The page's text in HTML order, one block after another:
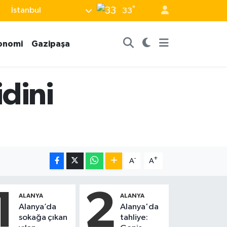
İstanbul 33°
Gazipaşa
A- A+
ALANYA
Alanya’da
sokağa çıkan
2 ALANYA
Alanya'da
tahliye: